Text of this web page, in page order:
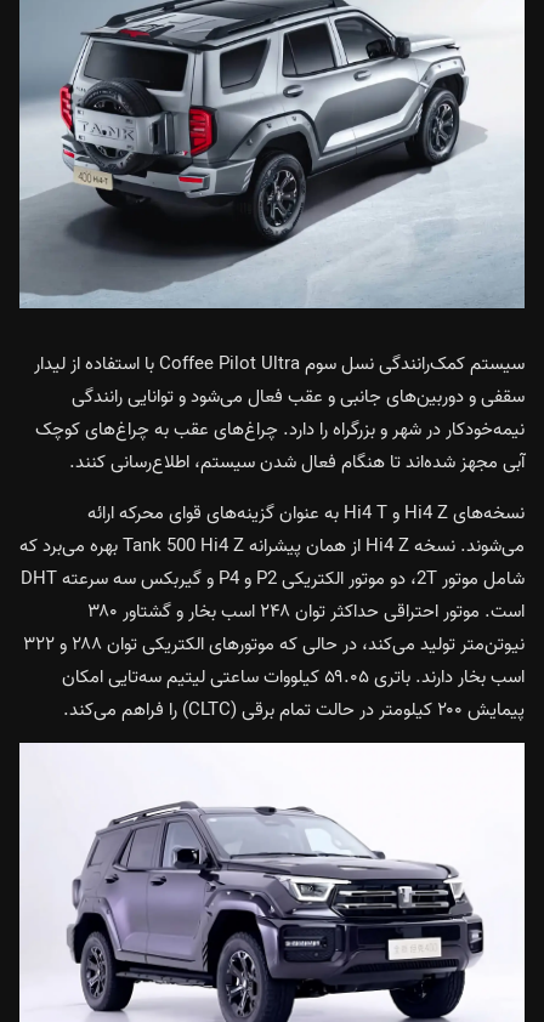
سیستم کمک‌رانندگی نسل سوم Coffee Pilot Ultra با استفاده از لیدار
سقفی و دوربین‌های جانبی و عقب فعال می‌شود و توانایی رانندگی
نیمه‌خودکار در شهر و بزرگراه را دارد. چراغ‌های عقب به چراغ‌های کوچک
آبی مجهز شده‌اند تا هنگام فعال شدن سیستم، اطلاع‌رسانی کنند.
نسخه‌های Hi4 Z و Hi4 T به عنوان گزینه‌های قوای محرکه ارائه
می‌شوند. نسخه Hi4 Z از همان پیشرانه Tank 500 Hi4 Z بهره می‌برد که
شامل موتور 2T، دو موتور الکتریکی P2 و P4 و گیربکس سه سرعته DHT
است. موتور احتراقی حداکثر توان ۲۴۸ اسب بخار و گشتاور ۳۸۰
نیوتن‌متر تولید می‌کند، در حالی که موتورهای الکتریکی توان ۲۸۸ و ۳۲۲
اسب بخار دارند. باتری ۵۹.۰۵ کیلووات ساعتی لیتیم سه‌تایی امکان
پیمایش ۲۰۰ کیلومتر در حالت تمام برقی (CLTC) را فراهم می‌کند.